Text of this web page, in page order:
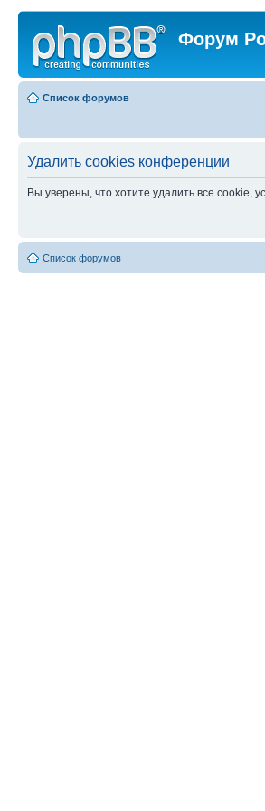
Форум
Список форумов
Удалить cookies конференции
Вы уверены, что хотите удалить все
Список форумов